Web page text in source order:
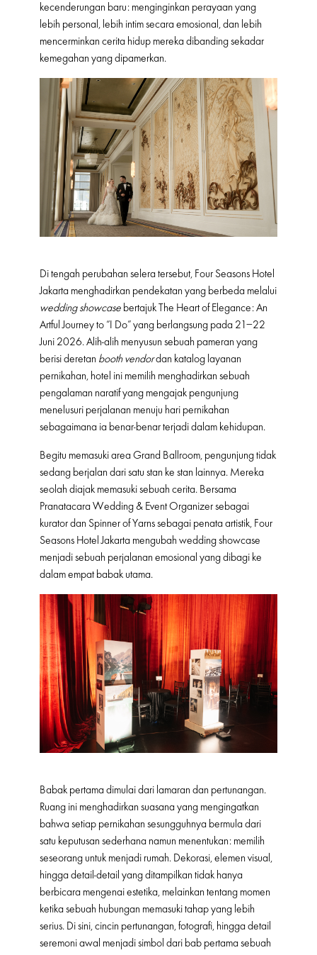
kecenderungan baru: menginginkan perayaan yang
lebih personal, lebih intim secara emosional, dan lebih
mencerminkan cerita hidup mereka dibanding sekadar
kemegahan yang dipamerkan.
Di tengah perubahan selera tersebut, Four Seasons Hotel
Jakarta menghadirkan pendekatan yang berbeda melalui
wedding showcase bertajuk The Heart of Elegance: An
Artful Journey to “I Do” yang berlangsung pada 21–22
Juni 2026. Alih-alih menyusun sebuah pameran yang
berisi deretan booth vendordan katalog layanan
pernikahan, hotel ini memilih menghadirkan sebuah
pengalaman naratif yang mengajak pengunjung
menelusuri perjalanan menuju hari pernikahan
sebagaimana ia benar-benar terjadi dalam kehidupan.
Begitu memasuki area Grand Ballroom, pengunjung tidak
sedang berjalan dari satu stan ke stan lainnya. Mereka
seolah diajak memasuki sebuah cerita. Bersama
Pranatacara Wedding & Event Organizer sebagai
kurator dan Spinner of Yarns sebagai penata artistik, Four
Seasons Hotel Jakarta mengubah wedding showcase
menjadi sebuah perjalanan emosional yang dibagi ke
dalam empat babak utama.
Babak pertama dimulai dari lamaran dan pertunangan.
Ruang ini menghadirkan suasana yang mengingatkan
bahwa setiap pernikahan sesungguhnya bermula dari
satu keputusan sederhana namun menentukan: memilih
seseorang untuk menjadi rumah. Dekorasi, elemen visual,
hingga detail-detail yang ditampilkan tidak hanya
berbicara mengenai estetika, melainkan tentang momen
ketika sebuah hubungan memasuki tahap yang lebih
serius. Di sini, cincin pertunangan, fotografi, hingga detail
seremoni awal menjadi simbol dari bab pertama sebuah